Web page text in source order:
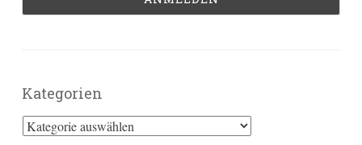
Kategorien
Kategorien